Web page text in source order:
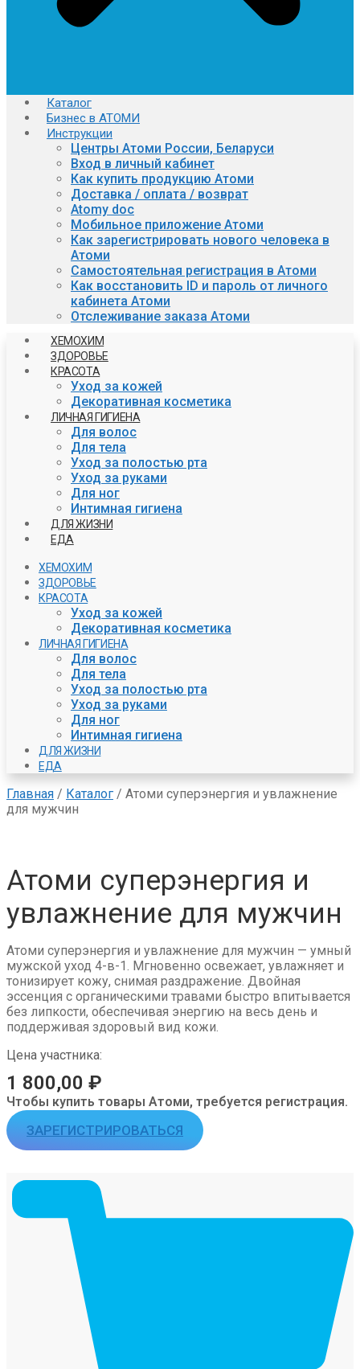
Каталог
Бизнес в АТОМИ
Инструкции
Центры Атоми России, Беларуси
Вход в личный кабинет
Как купить продукцию Атоми
Доставка / оплата / возврат
Atomy doc
Мобильное приложение Атоми
Как зарегистрировать нового человека в
Атоми
Самостоятельная регистрация в Атоми
Как восстановить ID и пароль от личного
кабинета Атоми
Отслеживание заказа Атоми
ХЕМОХИМ
ЗДОРОВЬЕ
КРАСОТА
Уход за кожей
Декоративная косметика
ЛИЧНАЯ ГИГИЕНА
Для волос
Для тела
Уход за полостью рта
Уход за руками
Для ног
Интимная гигиена
ДЛЯ ЖИЗНИ
ЕДА
ХЕМОХИМ
ЗДОРОВЬЕ
КРАСОТА
Уход за кожей
Декоративная косметика
ЛИЧНАЯ ГИГИЕНА
Для волос
Для тела
Уход за полостью рта
Уход за руками
Для ног
Интимная гигиена
ДЛЯ ЖИЗНИ
ЕДА
Главная / Каталог / Атоми суперэнергия и увлажнение
для мужчин
Атоми суперэнергия и
увлажнение для мужчин
Атоми суперэнергия и увлажнение для мужчин — умный
мужской уход 4-в-1. Мгновенно освежает, увлажняет и
тонизирует кожу, снимая раздражение. Двойная
эссенция с органическими травами быстро впитывается
без липкости, обеспечивая энергию на весь день и
поддерживая здоровый вид кожи.
Цена участника:
1 800,00 ₽
Чтобы купить товары Атоми, требуется регистрация.
ЗАРЕГИСТРИРОВАТЬСЯ